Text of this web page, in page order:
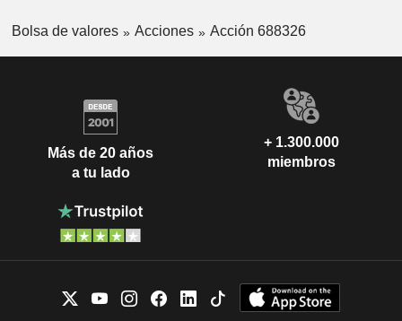
Bolsa de valores Acciones Acción 688326
Más de 20 años
a tu lado
+ 1.300.000
miembros